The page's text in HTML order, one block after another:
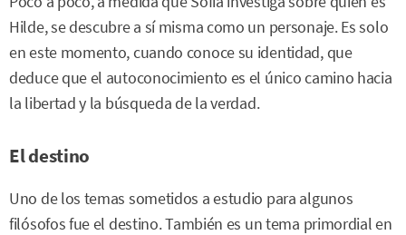
Hilde, se descubre a sí misma como un personaje. Es solo
en este momento, cuando conoce su identidad, que
deduce que el autoconocimiento es el único camino hacia
la libertad y la búsqueda de la verdad.
El destino
Uno de los temas sometidos a estudio para algunos
filósofos fue el destino. También es un tema primordial en